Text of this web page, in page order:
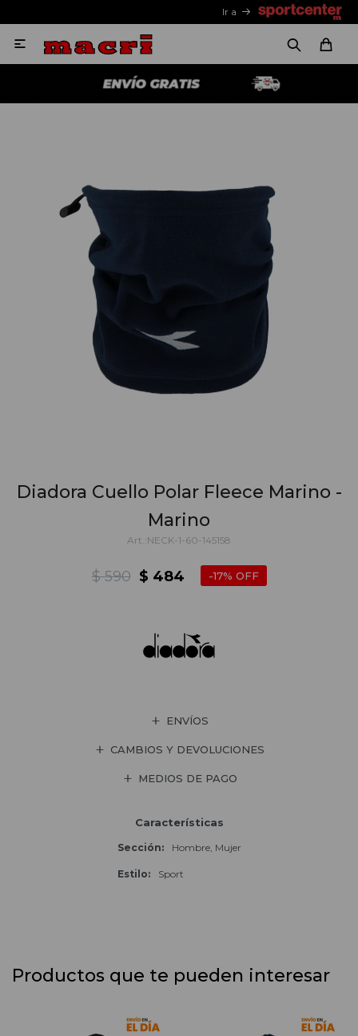
Ir a

Diadora Cuello Polar Fleece Marino -
Marino
NECK-1-60-145158
$ 484
$ 590 17
ENVÍOS
CAMBIOS Y DEVOLUCIONES
MEDIOS DE PAGO
Características
Sección Hombre, Mujer
Estilo Sport
Productos que te pueden interesar